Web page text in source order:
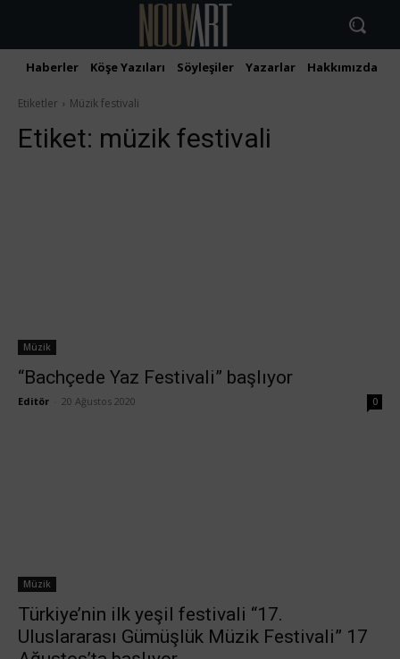
Haberler Köşe Yazıları Söyleşiler Yazarlar Hakkımızda
Etiketler Müzik festivali
Etiket: müzik festivali
Müzik
“Bachçede Yaz Festivali” başlıyor
Editör 20 Ağustos 2020 0
Müzik
Türkiye’nin ilk yeşil festivali “17.
Uluslararası Gümüşlük Müzik Festivali” 17